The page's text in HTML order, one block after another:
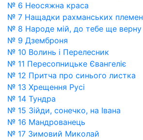
№ 6 Неосяжна краса
№ 7 Нащадки рахманських племен
№ 8 Народе мій, до тебе ще верну
№ 9 Дземброня
№ 10 Волинь і Перелесник
№ 11 Пересопницьке Євангеліє
№ 12 Притча про синього листка
№ 13 Хрещення Русі
№ 14 Тундра
№ 15 Зійди, сонечко, на Івана
№ 16 Мандрованець
№ 17 Зимовий Миколай